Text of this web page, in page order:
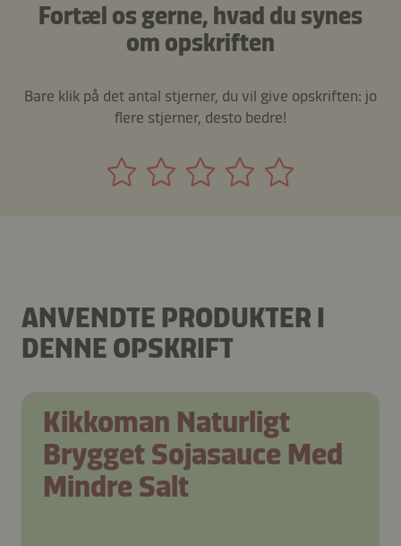
Fortæl os gerne, hvad du synes
om opskriften
Bare klik på det antal stjerner, du vil give opskriften: jo
flere stjerner, desto bedre!
ANVENDTE PRODUKTER I
DENNE OPSKRIFT
Kikkoman Naturligt
Brygget Sojasauce Med
Mindre Salt